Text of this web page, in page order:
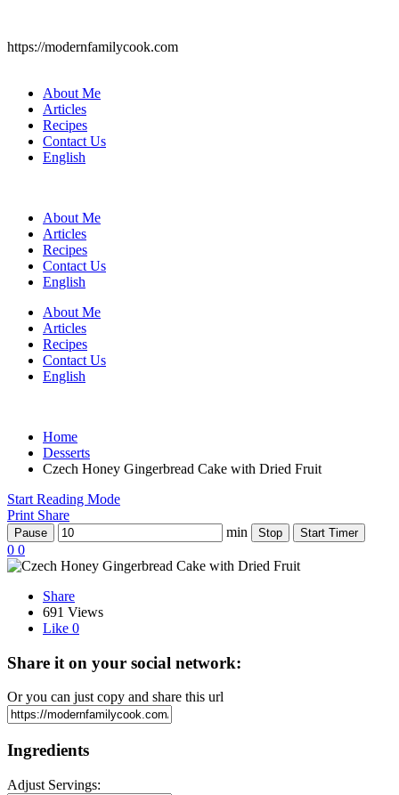
https://modernfamilycook.com
About Me
Articles
Recipes
Contact Us
English
About Me
Articles
Recipes
Contact Us
English
About Me
Articles
Recipes
Contact Us
English
Home
Desserts
Czech Honey Gingerbread Cake with Dried Fruit
Start Reading Mode
Print Share
Pause min Stop Start Timer
0 0
Share
691 Views
Like 0
Share it on your social network:
Or you can just copy and share this url
Ingredients
Adjust Servings: